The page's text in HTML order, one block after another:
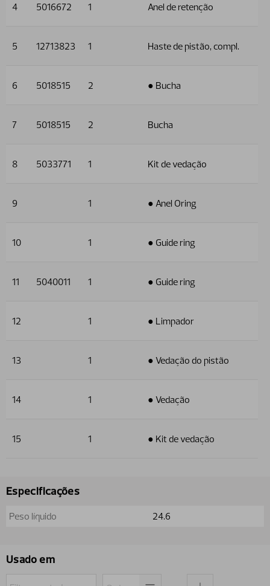
Especificações
Peso líquido 24.6
Usado em
4 5016672 1 Anel de retenção
5 12713823 1 Haste de pistão, compl.
6 5018515 2 ● Bucha
7 5018515 2 Bucha
8 5033771 1 Kit de vedação
9 1 ● Anel Oring
10 1 ● Guide ring
11 5040011 1 ● Guide ring
12 1 ● Limpador
13 1 ● Vedação do pistão
14 1 ● Vedação
15 1 ● Kit de vedação